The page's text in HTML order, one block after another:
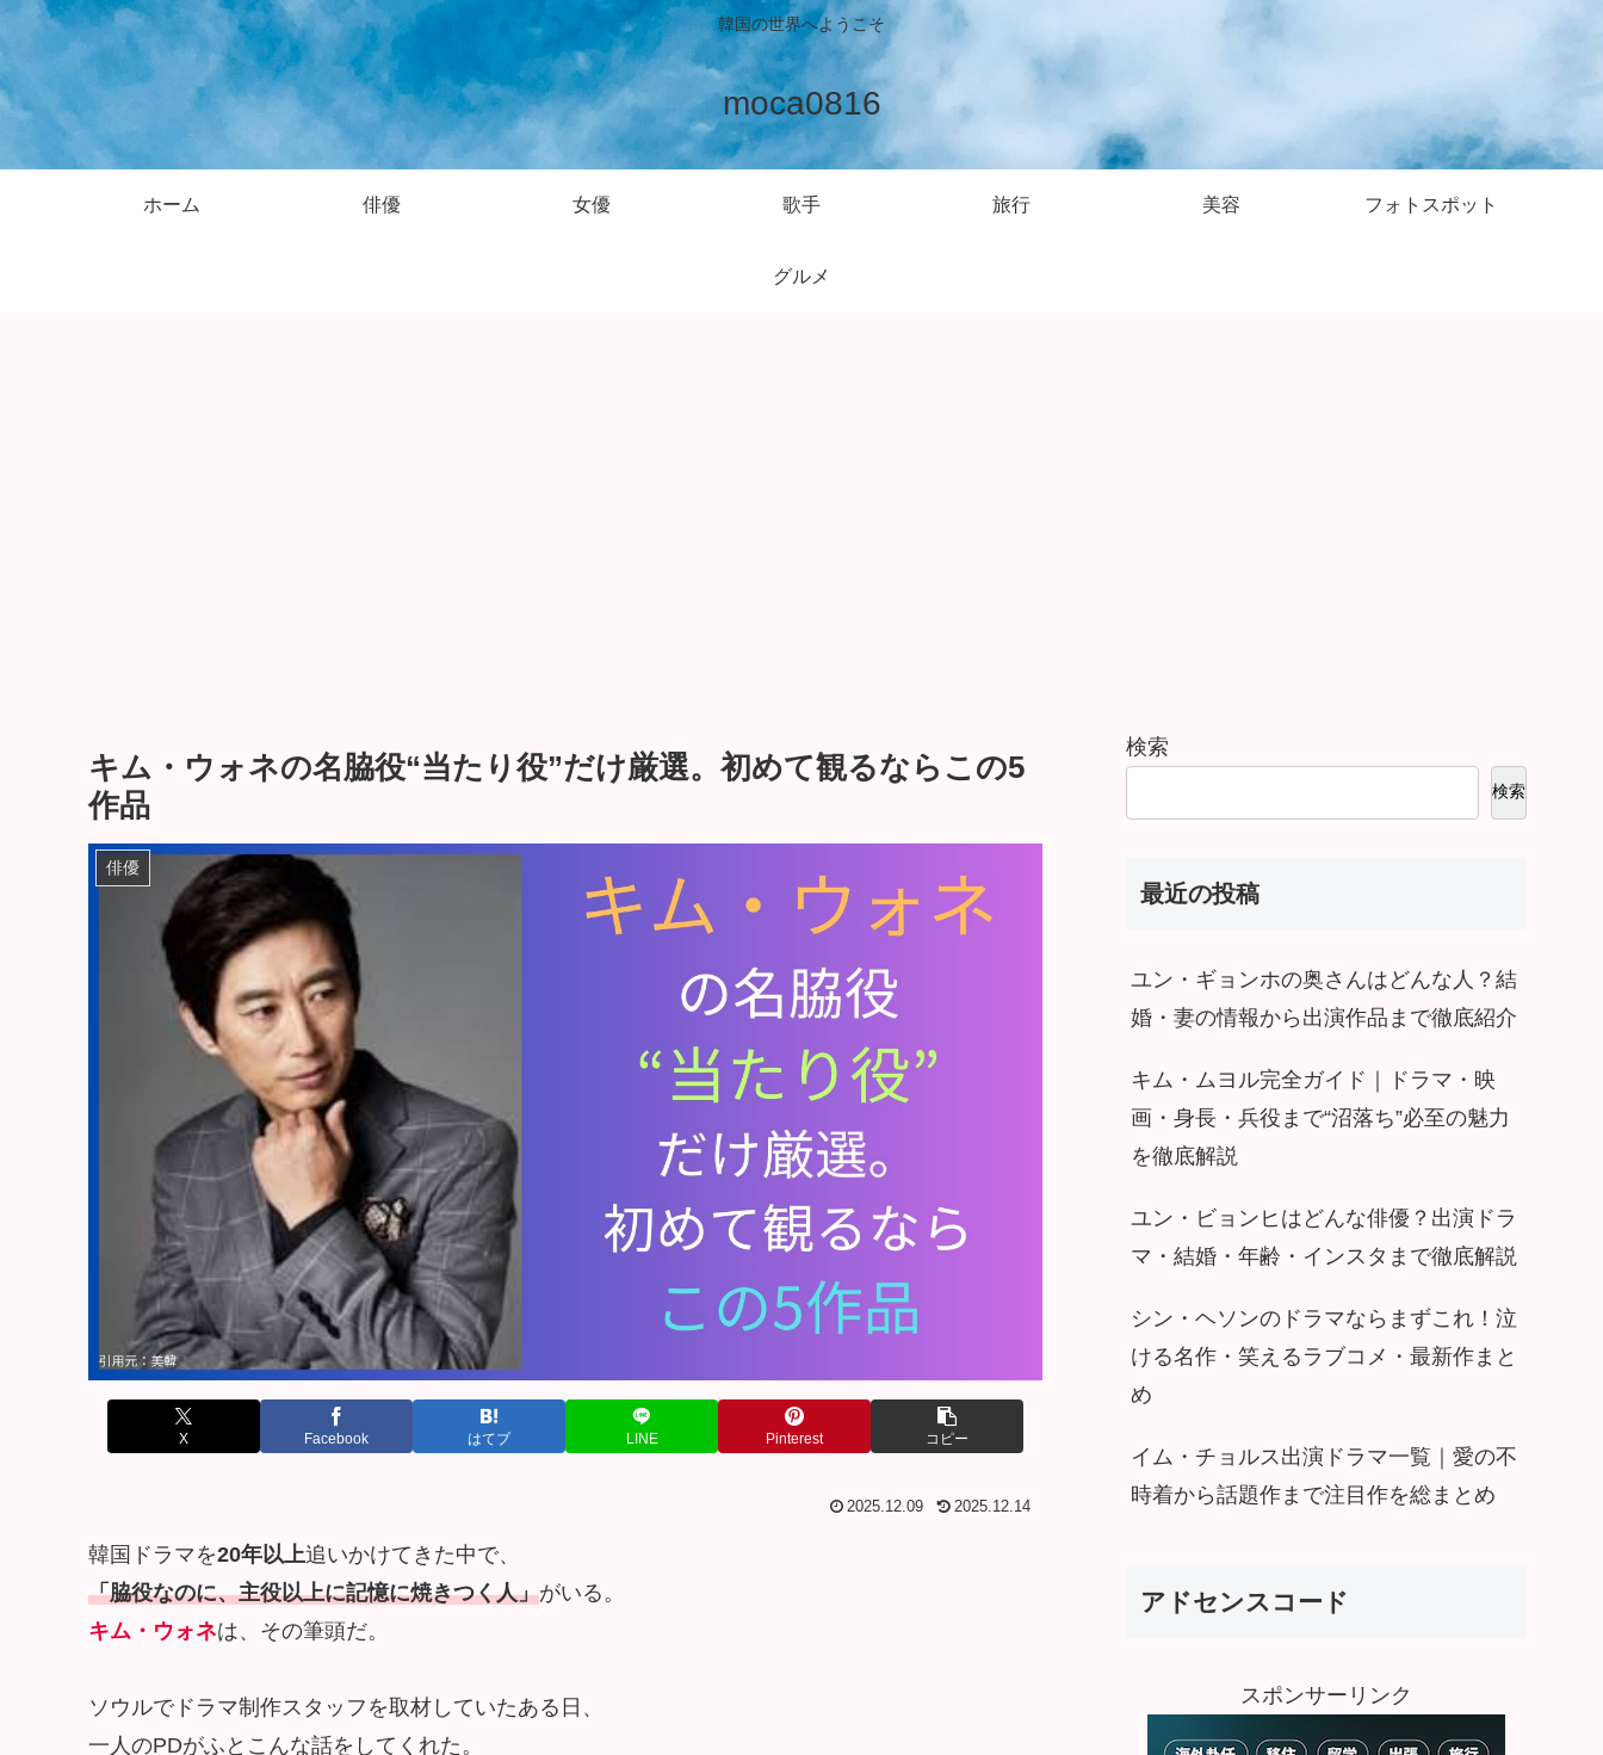
韓国の世界へようこそ
moca0816
ホーム 俳優 女優 歌手 旅行 美容 フォトスポット
グルメ
キム・ウォネの名脇役“当たり役”だけ厳選。初めて観るならこの5
作品
俳優
X Facebook はてブ LINE Pinterest コピー
2025.12.09 2025.12.14
韓国ドラマを20年以上追いかけてきた中で、
「脇役なのに、主役以上に記憶に焼きつく人」がいる。
キム・ウォネは、その筆頭だ。
ソウルでドラマ制作スタッフを取材していたある日、
一人のPDがふとこんな話をしてくれた。
検索
検索
最近の投稿
ユン・ギョンホの奥さんはどんな人？結
婚・妻の情報から出演作品まで徹底紹介
キム・ムヨル完全ガイド｜ドラマ・映
画・身長・兵役まで“沼落ち”必至の魅力
を徹底解説
ユン・ビョンヒはどんな俳優？出演ドラ
マ・結婚・年齢・インスタまで徹底解説
シン・ヘソンのドラマならまずこれ！泣
ける名作・笑えるラブコメ・最新作まと
め
イム・チョルス出演ドラマ一覧｜愛の不
時着から話題作まで注目作を総まとめ
アドセンスコード
スポンサーリンク